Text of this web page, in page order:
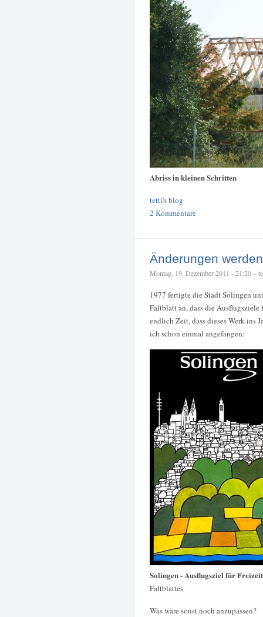
Abriss in kleinen Schritten
tetti's blog
2 Kommentare
Änderungen
Montag, 19. Dezember 2011 - 21:20 –
1977 fertigte die Stadt Solingen
Faltblatt an, dass die
endlich Zeit, dass dieses Werk ins
ich schon einmal angefangen:
Solingen - Ausflugsziel für
Faltblattes
Was wäre sonst noch anzupassen?